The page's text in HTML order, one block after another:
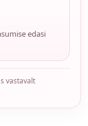
edasi
vastavalt